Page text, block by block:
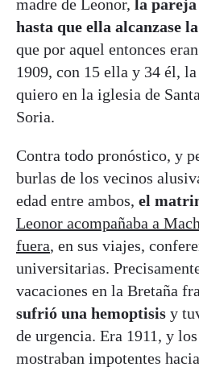
madre de Leonor, la
hasta que ella alcanzase
que por aquel entonces
1909, con 15 ella y 34 él,
quiero en la iglesia de
Soria.
Contra todo pronóstico, y
burlas de los vecinos
edad entre ambos, el
Leonor acompañaba a
fuera, en sus viajes,
universitarias.
vacaciones en la Bretaña
sufrió una hemoptisis y
de urgencia. Era 1911, y
mostraban impotentes